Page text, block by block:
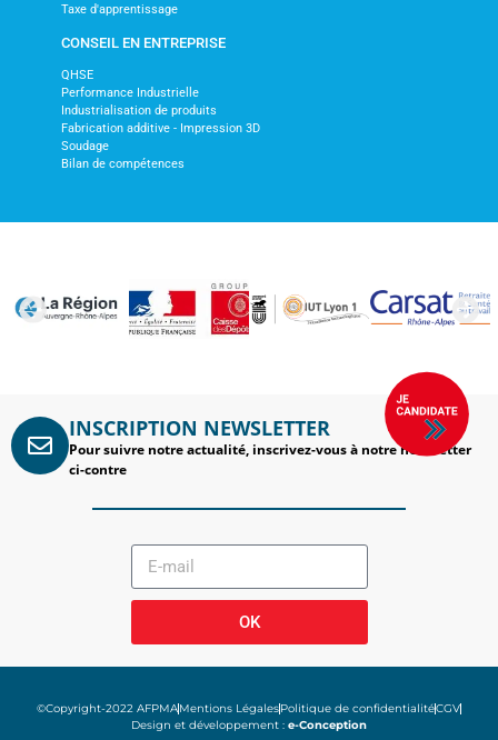
Taxe d'apprentissage
CONSEIL EN ENTREPRISE
QHSE
Performance Industrielle
Industrialisation de produits
Fabrication additive - Impression 3D
Soudage
Bilan de compétences
INSCRIPTION NEWSLETTER
Pour suivre notre actualité, inscrivez-vous à notre newsletter
ci-contre
OK
©Copyright-2022 AFPMAMentions LégalesPolitique de confidentialitéCGV
Design et développement : e-Conception